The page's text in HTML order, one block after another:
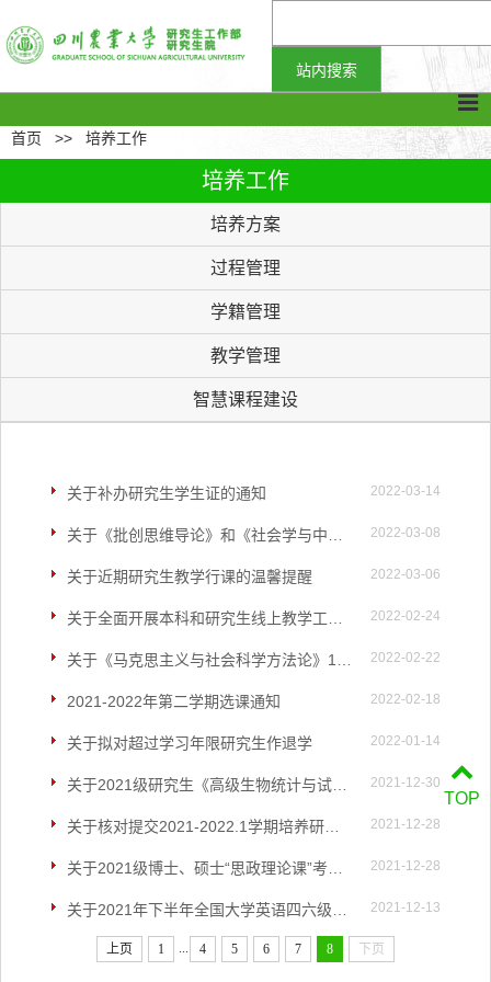
首页 >> 培养工作
培养工作
培养方案
过程管理
学籍管理
教学管理
智慧课程建设
2022-03-14
关于补办研究生学生证的通知
2022-03-08
关于《批创思维导论》和《社会学与中国社会》 慕课学习的通知
2022-03-06
关于近期研究生教学行课的温馨提醒
2022-02-24
关于全面开展本科和研究生线上教学工作的通知
2022-02-22
关于《马克思主义与社会科学方法论》1班第二周课改为线上课的通知
2022-02-18
2021-2022年第二学期选课通知
2022-01-14
关于拟对超过学习年限研究生作退学
2021-12-30
关于2021级研究生《高级生物统计与试验设计(植物方向）》考试的通知
2021-12-28
关于核对提交2021-2022.1学期培养研究生工作量的通知
2021-12-28
关于2021级博士、硕士“思政理论课”考试通知
2021-12-13
关于2021年下半年全国大学英语四六级考试注意事项的通知
上页 1 4 5 6 7 8 下页
TOP